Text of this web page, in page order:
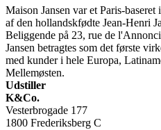
Maison Jansen var et Paris-
af den hollandskfødte Jean-Henri
Beliggende på 23, rue de
Jansen betragtes som det første
med kunder i hele Europa,
Mellemøsten.
Udstiller
K&Co.
Vesterbrogade 177
1800 Frederiksberg C